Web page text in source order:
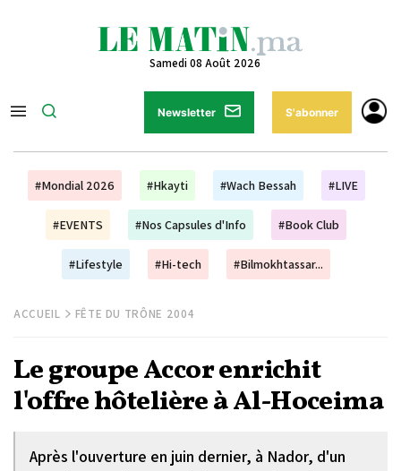
Samedi 08 Août 2026
Newsletter S'abonner
#Mondial 2026 #Hkayti #Wach Bessah #LIVE
#EVENTS #Nos Capsules d'Info #Book Club
#Lifestyle #Hi-tech #Bilmokhtassar...
ACCUEIL FÊTE DU TRÔNE 2004
Le groupe Accor enrichit
l'offre hôtelière à Al-Hoceima
Après l'ouverture en juin dernier, à Nador, d'un